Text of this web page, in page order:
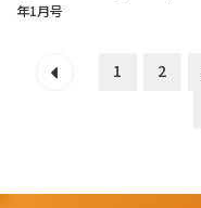
年1月号
1 2